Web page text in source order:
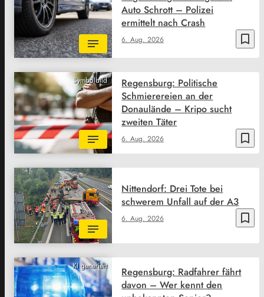
bookmark_border
6. Aug. 2026
Auto Schrott – Polizei
ermittelt nach Crash
Symbolbild
bookmark_border
6. Aug. 2026
Regensburg: Politische
Schmierereien an der
Donaulände – Kripo sucht
zweiten Täter
bookmark_border
6. Aug. 2026
Nittendorf: Drei Tote bei
schwerem Unfall auf der A3
KI generiert
Regensburg: Radfahrer fährt
davon – Wer kennt den